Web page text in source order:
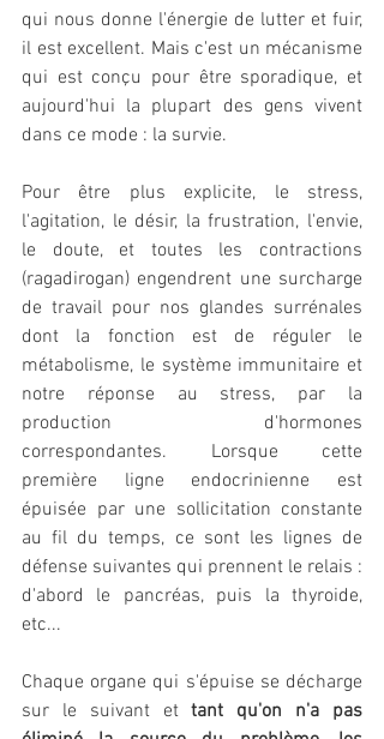
qui nous donne l'énergie de lutter et fuir,
il est excellent. Mais c'est un mécanisme
qui est conçu pour être sporadique, et
aujourd'hui la plupart des gens vivent
dans ce mode : la survie.
Pour être plus explicite, le stress,
l'agitation, le désir, la frustration, l'envie,
le doute, et toutes les contractions
(ragadirogan) engendrent une surcharge
de travail pour nos glandes surrénales
dont la fonction est de réguler le
métabolisme, le système immunitaire et
notre réponse au stress, par la
production d'hormones
correspondantes. Lorsque cette
première ligne endocrinienne est
épuisée par une sollicitation constante
au fil du temps, ce sont les lignes de
défense suivantes qui prennent le relais :
d'abord le pancréas, puis la thyroide,
etc...
Chaque organe qui s'épuise se décharge
sur le suivant et tant qu'on n'a pas